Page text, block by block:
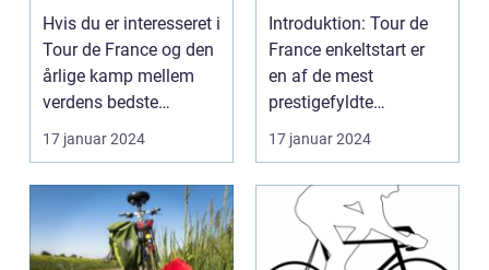
om point
Hvis du er interesseret i
Tour de France og den
årlige kamp mellem
verdens bedste
cykelryttere, har ...
17 januar 2024
analyse af den
ultimative test af
rytteres
individuelle
formåen
Introduktion: Tour de
France enkeltstart er
en af de mest
prestigefyldte
discipliner inden for
prof...
17 januar 2024